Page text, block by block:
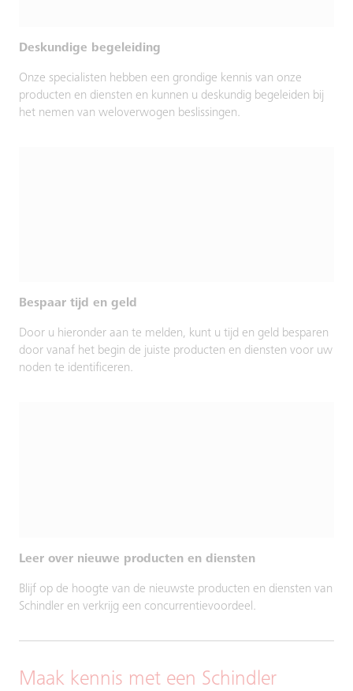
Deskundige begeleiding
Onze specialisten hebben een grondige kennis van onze
producten en diensten en kunnen u deskundig begeleiden bij
het nemen van weloverwogen beslissingen.
Bespaar tijd en geld
Door u hieronder aan te melden, kunt u tijd en geld besparen
door vanaf het begin de juiste producten en diensten voor uw
noden te identificeren.
Leer over nieuwe producten en diensten
Blijf op de hoogte van de nieuwste producten en diensten van
Schindler en verkrijg een concurrentievoordeel.
Maak kennis met een Schindler